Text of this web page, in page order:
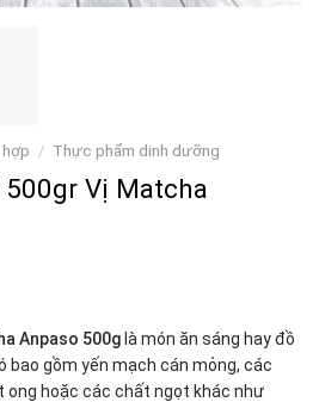
/ Thực phẩm dinh dưỡng
Vị Matcha
Anpaso 500g là món ăn sáng hay đồ
bao gồm yến mạch cán mỏng, các
ong hoặc các chất ngọt khác như